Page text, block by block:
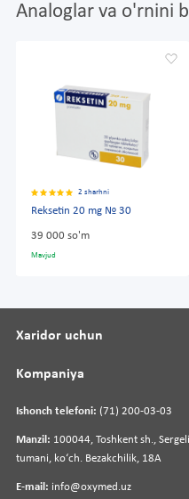
Analoglar va o'rnini
2 sharhni
Reksetin 20 mg № 30
39 000 so'm
Mavjud
Ishonch telefoni: (71) 200-03-03
Manzil: 100044, Toshkent sh., Sergeli
tumani, koʻch. Bezakchilik, 18A
E-mail: info@oxymed.uz
Xaridor uchun
Kompaniya